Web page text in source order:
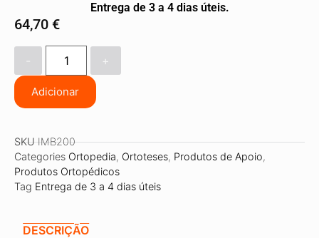
Entrega de 3 a 4 dias úteis.
64,70 €
+
Adicionar
SKUIMB200
Categories Ortopedia, Ortoteses, Produtos de Apoio,
Produtos Ortopédicos
Tag Entrega de 3 a 4 dias úteis
DESCRIÇÃO